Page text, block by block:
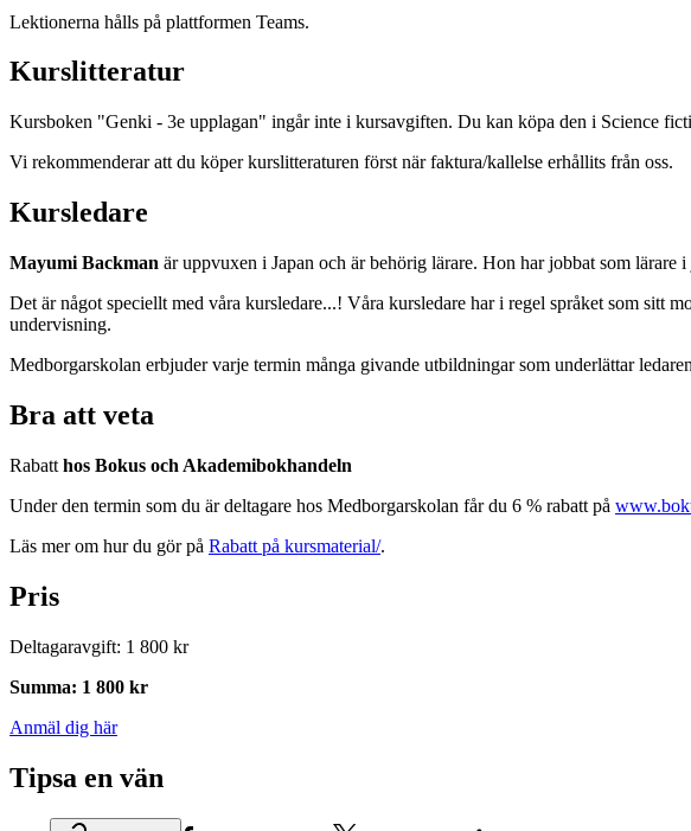
Lektionerna hålls på plattformen Teams.
Kurslitteratur
Kursboken "Genki - 3e upplagan" ingår inte i kursavgiften. Du kan köpa den i Science
Vi rekommenderar att du köper kurslitteraturen först när faktura/kallelse erhållits från oss.
Kursledare
Mayumi Backman är uppvuxen i Japan och är behörig lärare. Hon har jobbat som
Det är något speciellt med våra kursledare...! Våra kursledare har i regel språket som sitt
undervisning.
Medborgarskolan erbjuder varje termin många givande utbildningar som underlättar
Bra att veta
Rabatt hos Bokus och Akademibokhandeln
Under den termin som du är deltagare hos Medborgarskolan får du 6 % rabatt på
Läs mer om hur du gör på Rabatt på kursmaterial/.
Pris
Deltagaravgift: 1 800 kr
Summa: 1 800 kr
Anmäl dig här
Tipsa en vän